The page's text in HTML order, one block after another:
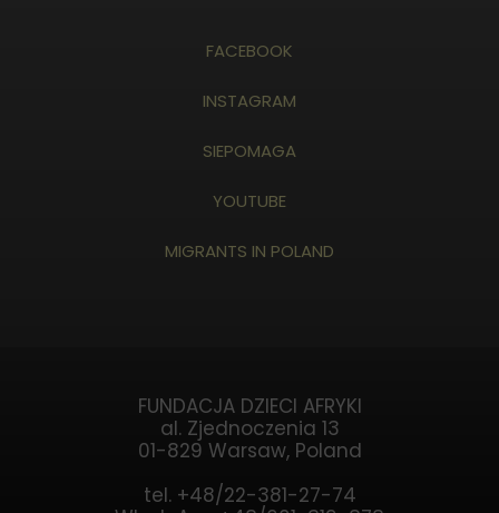
FACEBOOK
INSTAGRAM
SIEPOMAGA
YOUTUBE
MIGRANTS IN POLAND
FUNDACJA DZIECI AFRYKI
al. Zjednoczenia 13
01-829 Warsaw, Poland
tel. +48/22-381-27-74